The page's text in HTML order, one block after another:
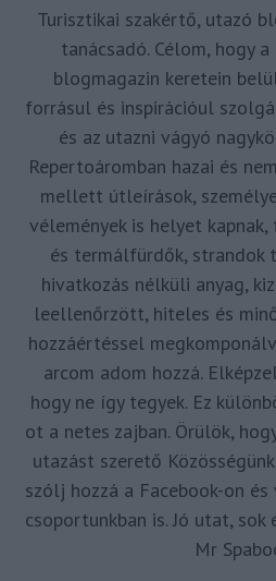
Turisztikai szakértő, utazó
tanácsadó. Célom, hogy
blogmagazin keretein
forrásul és inspirációul
és az utazni vágyó
Repertoáromban hazai és
mellett útleírások,
vélemények is helyet
és termálfürdők, strandok
hivatkozás nélküli anyag,
leellenőrzött, hiteles és
hozzáértéssel
arcom adom hozzá.
hogy ne így tegyek. Ez
ot a netes zajban. Örülök,
utazást szerető
szólj hozzá a Facebook-on
csoportunkban is. Jó utat, sok
Mr